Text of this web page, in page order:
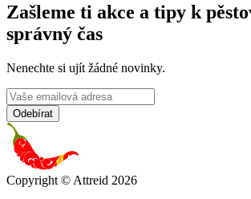
Zašleme ti akce a tipy k
správný čas
Nenechte si ujít žádné novinky.
Copyright © Attreid 2026